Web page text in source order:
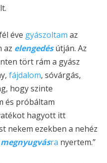
éve gyászoltam az
az elengedésútján. Az
tört rám a gyász
fájdalom, sóvárgás,
hogy szinte
és próbáltam
hagyott itt
nekem ezekben a nehéz
ra nyertem.”